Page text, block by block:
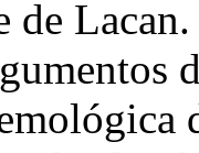
de